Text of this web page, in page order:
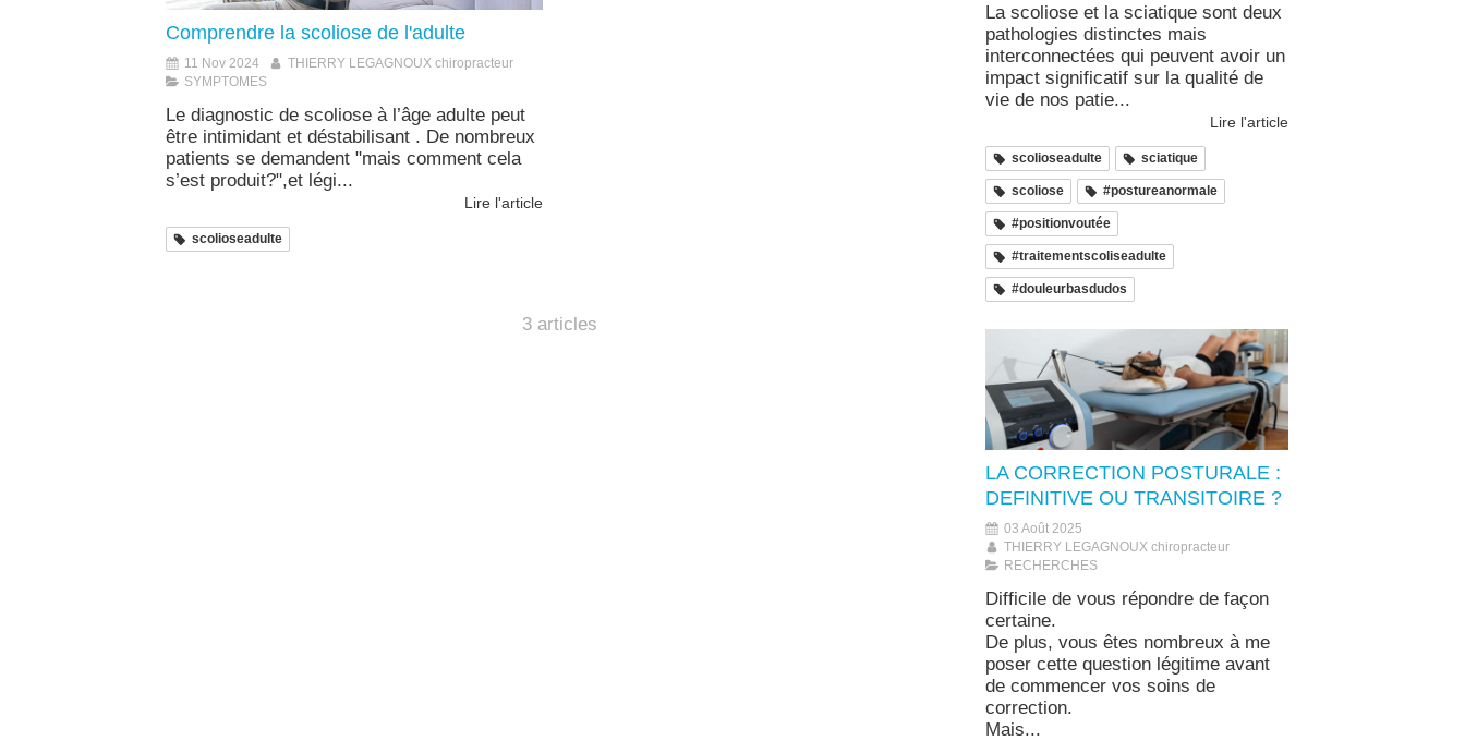
Comprendre la scoliose de l'adulte
11 Nov 2024
THIERRY LEGAGNOUX chiropracteur
SYMPTOMES
Le diagnostic de scoliose à l’âge adulte peut
être intimidant et déstabilisant . De nombreux
patients se demandent "mais comment cela
s’est produit?",et légi...
Lire l'article
scolioseadulte
3 articles
La scoliose et la sciatique sont deux
pathologies distinctes mais
interconnectées qui peuvent avoir un
impact significatif sur la qualité de
vie de nos patie...
Lire l'article
scolioseadulte sciatique
scoliose #postureanormale
#positionvoutée
#traitementscoliseadulte
#douleurbasdudos
LA CORRECTION POSTURALE :
DEFINITIVE OU TRANSITOIRE ?
03 Août 2025
THIERRY LEGAGNOUX chiropracteur
RECHERCHES
Difficile de vous répondre de façon
certaine.
De plus, vous êtes nombreux à me
poser cette question légitime avant
de commencer vos soins de
correction.
Mais...